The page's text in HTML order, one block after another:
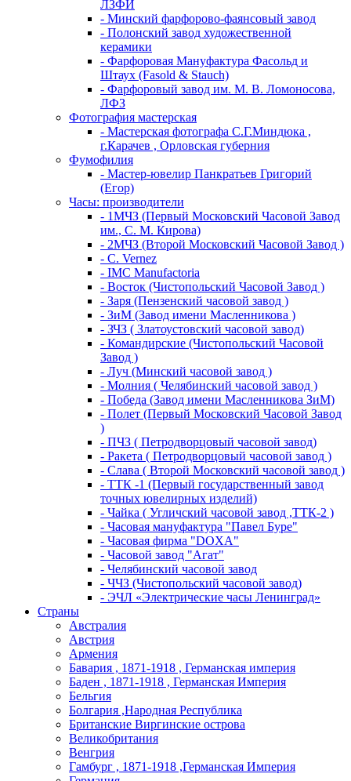
ЛЗФИ
- Минский фарфорово-фаянсовый завод
- Полонский завод художественной
керамики
- Фарфоровая Мануфактура Фасольд и
Штаух (Fasold & Stauch)
- Фарфоровый завод им. М. В. Ломоносова,
ЛФЗ
Фотография мастерская
- Мастерская фотографа С.Г.Миндюка ,
г.Карачев , Орловская губерния
Фумофилия
- Мастер-ювелир Панкратьев Григорий
(Егор)
Часы: производители
- 1МЧЗ (Первый Московский Часовой Завод
им., С. М. Кирова)
- 2МЧЗ (Второй Московский Часовой Завод )
- C. Vernez
- IMC Manufactoria
- Восток (Чистопольский Часовой Завод )
- Заря (Пензенский часовой завод )
- ЗиМ (Завод имени Масленникова )
- ЗЧЗ ( Златоустовский часовой завод)
- Командирские (Чистопольский Часовой
Завод )
- Луч (Минский часовой завод )
- Молния ( Челябинский часовой завод )
- Победа (Завод имени Масленникова ЗиМ)
- Полет (Первый Московский Часовой Завод
)
- ПЧЗ ( Петродворцовый часовой завод)
- Ракета ( Петродворцовый часовой завод )
- Слава ( Второй Московский часовой завод )
- ТТК -1 (Первый государственный завод
точных ювелирных изделий)
- Чайка ( Угличский часовой завод ,ТТК-2 )
- Часовая мануфактура "Павел Буре"
- Часовая фирма "DOXA"
- Часовой завод "Агат"
- Челябинский часовой завод
- ЧЧЗ (Чистопольский часовой завод)
- ЭЧЛ «Электрические часы Ленинград»
Страны
Австралия
Австрия
Армения
Бавария , 1871-1918 , Германская империя
Баден , 1871-1918 , Германская Империя
Бельгия
Болгария ,Народная Республика
Британские Виргинские острова
Великобритания
Венгрия
Гамбург , 1871-1918 ,Германская Империя